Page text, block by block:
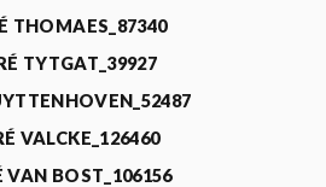
THOMAES_87340
TYTGAT_39927
VALCKE_126460
VAN BOST_106156